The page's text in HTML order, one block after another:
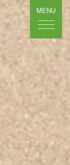
MENU